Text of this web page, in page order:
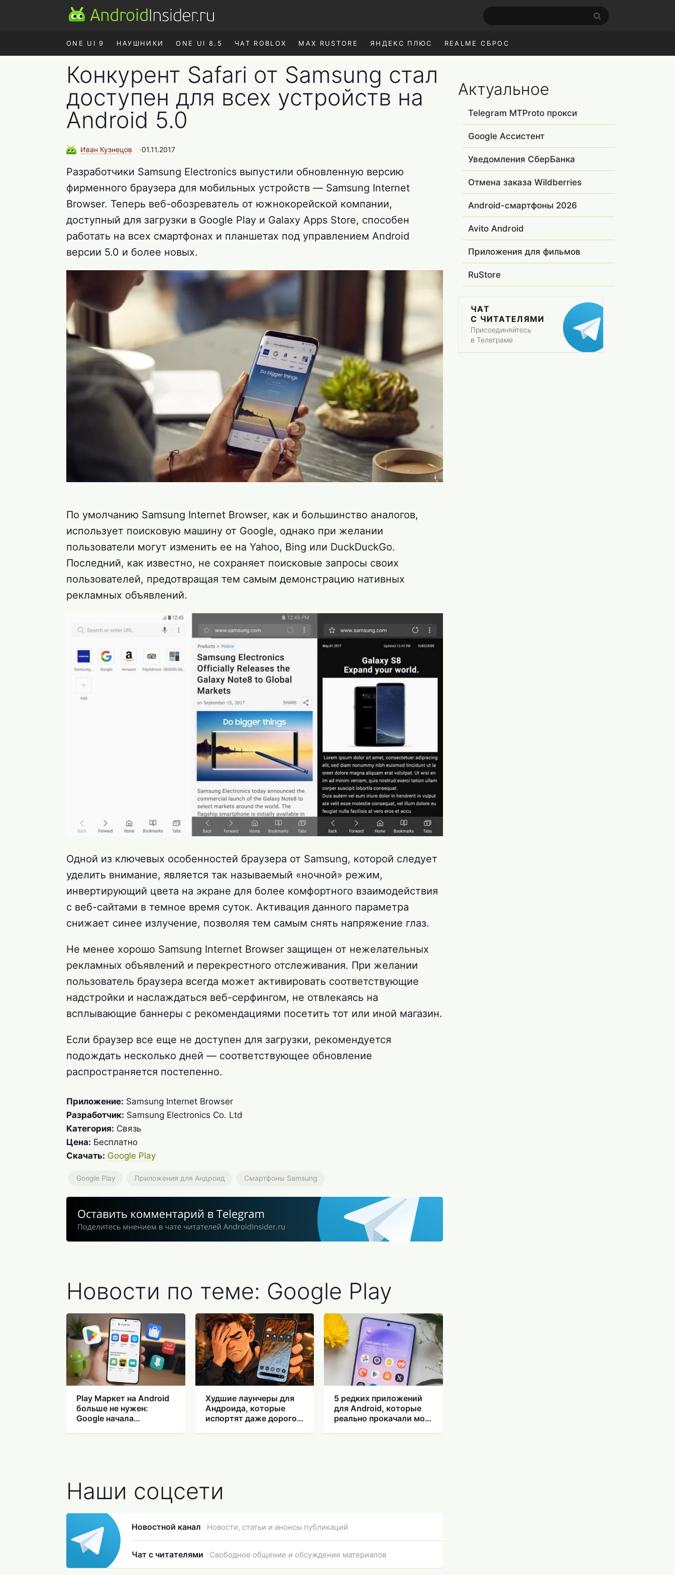
ONE UI 9 НАУШНИКИ ONE UI 8.5 ЧАТ ROBLOX MAX RUSTORE ЯНДЕКС ПЛЮС REALME СБРОС
Конкурент Safari от Samsung стал
доступен для всех устройств на
Android 5.0
Иван Кузнецов ∙01.11.2017
Разработчики Samsung Electronics выпустили обновленную версию
фирменного браузера для мобильных устройств — Samsung Internet
Browser. Теперь веб-обозреватель от южнокорейской компании,
доступный для загрузки в Google Play и Galaxy Apps Store, способен
работать на всех смартфонах и планшетах под управлением Android
версии 5.0 и более новых.
По умолчанию Samsung Internet Browser, как и большинство аналогов,
использует поисковую машину от Google, однако при желании
пользователи могут изменить ее на Yahoo, Bing или DuckDuckGo.
Последний, как известно, не сохраняет поисковые запросы своих
пользователей, предотвращая тем самым демонстрацию нативных
рекламных объявлений.
Одной из ключевых особенностей браузера от Samsung, которой следует
уделить внимание, является так называемый «ночной» режим,
инвертирующий цвета на экране для более комфортного взаимодействия
с веб-сайтами в темное время суток. Активация данного параметра
снижает синее излучение, позволяя тем самым снять напряжение глаз.
Не менее хорошо Samsung Internet Browser защищен от нежелательных
рекламных объявлений и перекрестного отслеживания. При желании
пользователь браузера всегда может активировать соответствующие
надстройки и наслаждаться веб-серфингом, не отвлекаясь на
всплывающие баннеры с рекомендациями посетить тот или иной магазин.
Если браузер все еще не доступен для загрузки, рекомендуется
подождать несколько дней — соответствующее обновление
распространяется постепенно.
Приложение: Samsung Internet Browser
Разработчик: Samsung Electronics Co. Ltd
Категория: Связь
Цена: Бесплатно
Скачать: Google Play
Google Play Приложения для Андроид Смартфоны Samsung
Новости по теме: Google Play
Play Маркет на Android
больше не нужен:
Google начала
Худшие лаунчеры для
Андроида, которые
испортят даже дорогой
5 редких приложений
для Android, которые
реально прокачали мой
Наши соцсети
Новостной канал Новости, статьи и анонсы публикаций
Чат с читателями Свободное общение и обсуждение материалов
Актуальное
Telegram MTProto прокси
Google Ассистент
Уведомления СберБанка
Отмена заказа Wildberries
Android-смартфоны 2026
Avito Android
Приложения для фильмов
RuStore
ЧАТ
С ЧИТАТЕЛЯМИ
Присоединяйтесь
в Телеграме